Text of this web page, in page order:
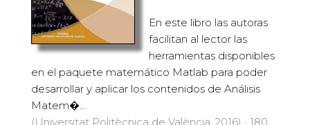
En este libro las autoras
facilitan al lector las
herramientas disponibles
en el paquete matemático Matlab para poder
desarrollar y aplicar los contenidos de Análisis
Matem�...
(Universitat Politècnica de València, 2016) · 180